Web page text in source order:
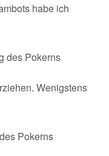
habe ich
des Pokerns
Wenigstens
Pokerns